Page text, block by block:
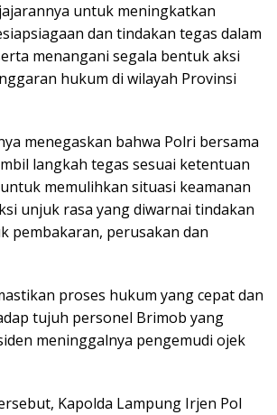
untuk meningkatkan
dan tindakan tegas dalam
menangani segala bentuk aksi
hukum di wilayah Provinsi
menegaskan bahwa Polri bersama
langkah tegas sesuai ketentuan
memulihkan situasi keamanan
unjuk rasa yang diwarnai tindakan
pembakaran, perusakan dan
proses hukum yang cepat dan
tujuh personel Brimob yang
meninggalnya pengemudi ojek
Kapolda Lampung Irjen Pol